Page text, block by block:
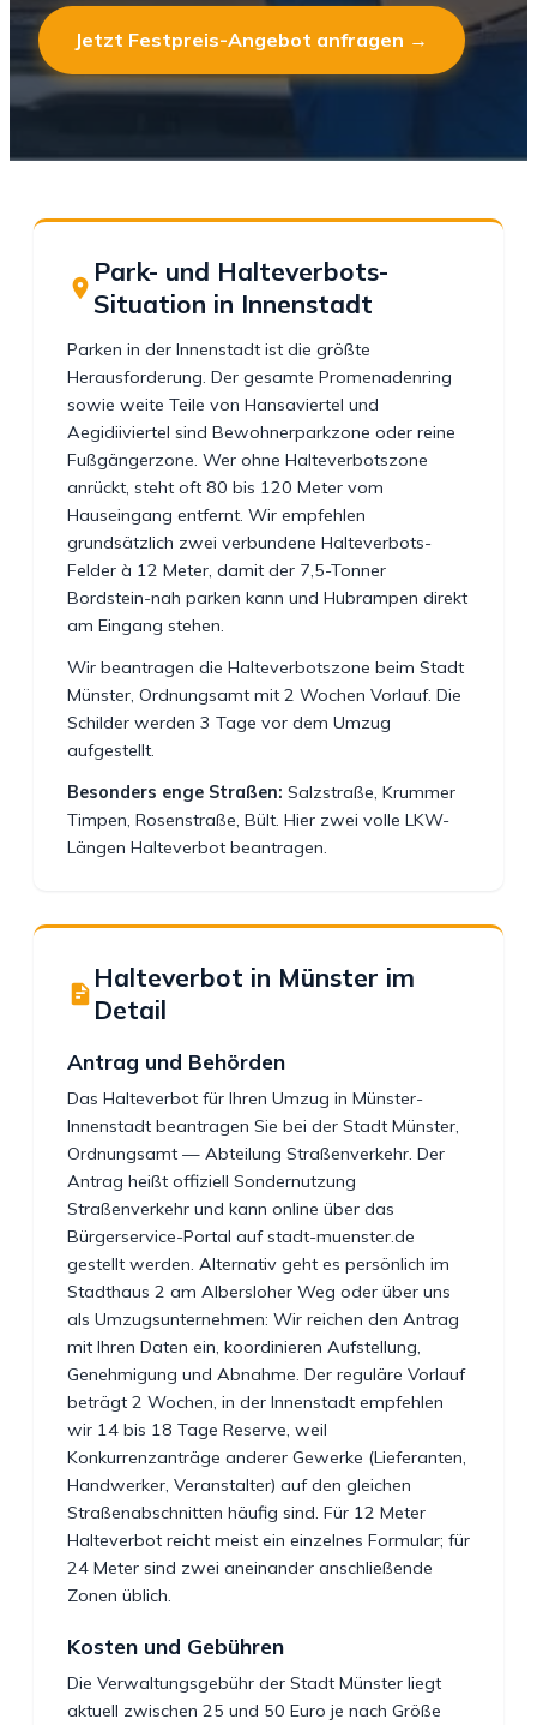
Jetzt Festpreis-Angebot anfragen →
Park- und Halteverbots-
Situation in Innenstadt
Parken in der Innenstadt ist die größte
Herausforderung. Der gesamte Promenadenring
sowie weite Teile von Hansaviertel und
Aegidiiviertel sind Bewohnerparkzone oder reine
Fußgängerzone. Wer ohne Halteverbotszone
anrückt, steht oft 80 bis 120 Meter vom
Hauseingang entfernt. Wir empfehlen
grundsätzlich zwei verbundene Halteverbots-
Felder à 12 Meter, damit der 7,5-Tonner
Bordstein-nah parken kann und Hubrampen direkt
am Eingang stehen.
Wir beantragen die Halteverbotszone beim Stadt
Münster, Ordnungsamt mit 2 Wochen Vorlauf. Die
Schilder werden 3 Tage vor dem Umzug
aufgestellt.
Besonders enge Straßen: Salzstraße, Krummer
Timpen, Rosenstraße, Bült. Hier zwei volle LKW-
Längen Halteverbot beantragen.
Halteverbot in Münster im
Detail
Antrag und Behörden
Das Halteverbot für Ihren Umzug in Münster-
Innenstadt beantragen Sie bei der Stadt Münster,
Ordnungsamt — Abteilung Straßenverkehr. Der
Antrag heißt offiziell Sondernutzung
Straßenverkehr und kann online über das
Bürgerservice-Portal auf stadt-muenster.de
gestellt werden. Alternativ geht es persönlich im
Stadthaus 2 am Albersloher Weg oder über uns
als Umzugsunternehmen: Wir reichen den Antrag
mit Ihren Daten ein, koordinieren Aufstellung,
Genehmigung und Abnahme. Der reguläre Vorlauf
beträgt 2 Wochen, in der Innenstadt empfehlen
wir 14 bis 18 Tage Reserve, weil
Konkurrenzanträge anderer Gewerke (Lieferanten,
Handwerker, Veranstalter) auf den gleichen
Straßenabschnitten häufig sind. Für 12 Meter
Halteverbot reicht meist ein einzelnes Formular; für
24 Meter sind zwei aneinander anschließende
Zonen üblich.
Kosten und Gebühren
Die Verwaltungsgebühr der Stadt Münster liegt
aktuell zwischen 25 und 50 Euro je nach Größe